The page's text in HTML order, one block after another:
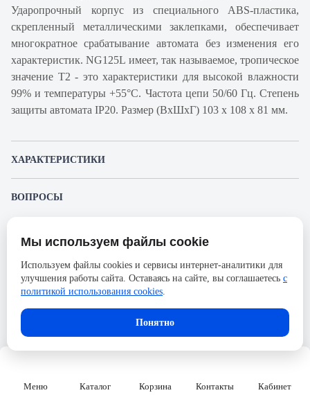
Меню Каталог Корзина Контакты Кабинет
Ударопрочный корпус из специального ABS-пластика,
скрепленный металлическими заклепками, обеспечивает
многократное срабатывание автомата без изменения его
характеристик. NG125L имеет, так называемое, тропическое
значение Т2 - это характеристики для высокой влажности
99% и температуры +55°С. Частота цепи 50/60 Гц. Степень
защиты автомата IP20. Размер (ВхШхГ) 103 х 108 х 81 мм.
ХАРАКТЕРИСТИКИ
Производитель
Серия
Acti 9
Номинальный ток
Напряжение, В
690
Количество полюсов
ВОПРОСЫ
Пожалуйста, авторизуйтесь, чтобы иметь
возможность оставлять вопросы.
Представленные изображения и характеристики могут отличаться от реального
без предварительного уведомления. Компания АйДистрибьют не несёт
ответственности в случае не соответствия текущей модели товаров фотографиям,
размещённым в карточке товара.
Мы используем файлы cookie
Используем файлы cookies и сервисы интернет-аналитики для
улучшения работы сайта. Оставаясь на сайте, вы соглашаетесь с
политикой использования cookies.
Понятно